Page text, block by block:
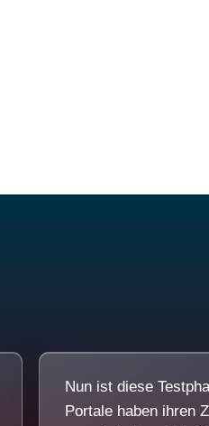
Nun ist diese
Portale haben ihren